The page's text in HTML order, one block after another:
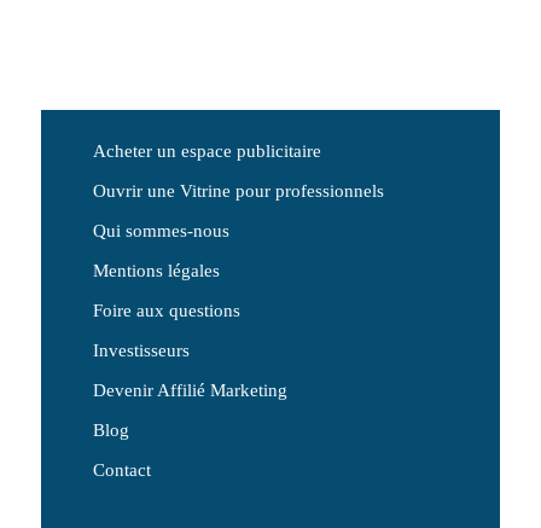
Acheter un espace publicitaire
Ouvrir une Vitrine pour professionnels
Qui sommes-nous
Mentions légales
Foire aux questions
Investisseurs
Devenir Affilié Marketing
Blog
Contact